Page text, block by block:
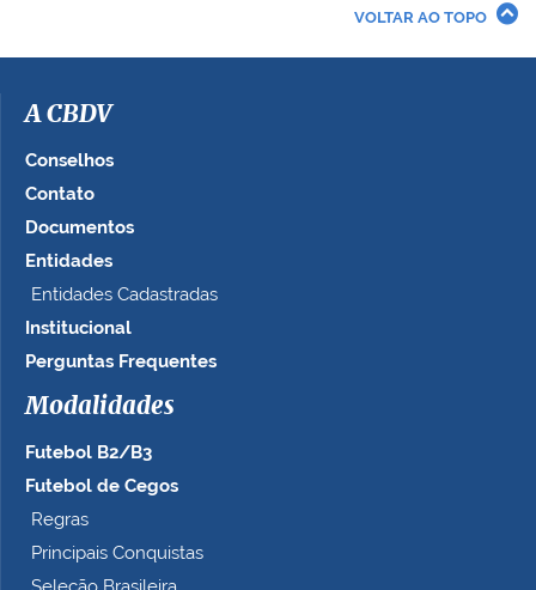
VOLTAR AO TOPO
A CBDV
Conselhos
Contato
Documentos
Entidades
Entidades Cadastradas
Institucional
Perguntas Frequentes
Modalidades
Futebol B2/B3
Futebol de Cegos
Regras
Principais Conquistas